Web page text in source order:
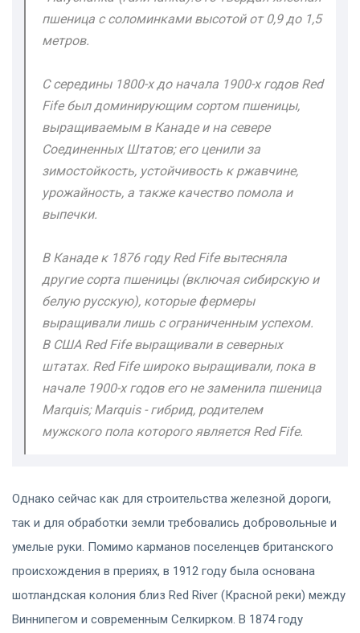
пшеница с соломинками высотой от 0,9 до 1,5
метров.
С середины 1800-х до начала 1900-х годов Red
Fife был доминирующим сортом пшеницы,
выращиваемым в Канаде и на севере
Соединенных Штатов; его ценили за
зимостойкость, устойчивость к ржавчине,
урожайность, а также качество помола и
выпечки.
В Канаде к 1876 году Red Fife вытесняла
другие сорта пшеницы (включая сибирскую и
белую русскую), которые фермеры
выращивали лишь с ограниченным успехом.
В США Red Fife выращивали в северных
штатах. Red Fife широко выращивали, пока в
начале 1900-х годов его не заменила пшеница
Marquis; Marquis - гибрид, родителем
мужского пола которого является Red Fife.
Однако сейчас как для строительства железной дороги,
так и для обработки земли требовались добровольные и
умелые руки. Помимо карманов поселенцев британского
происхождения в прериях, в 1912 году была основана
шотландская колония близ Red River (Красной реки) между
Виннипегом и современным Селкирком. В 1874 году